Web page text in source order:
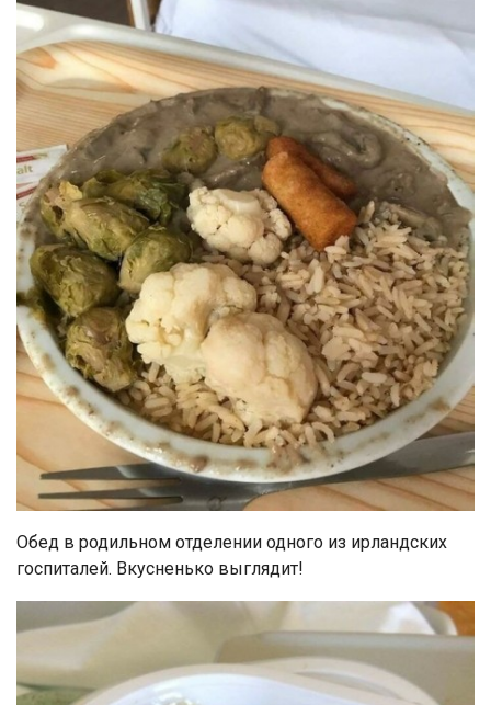
Обед в родильном отделении одного из ирландских
госпиталей. Вкусненько выглядит!